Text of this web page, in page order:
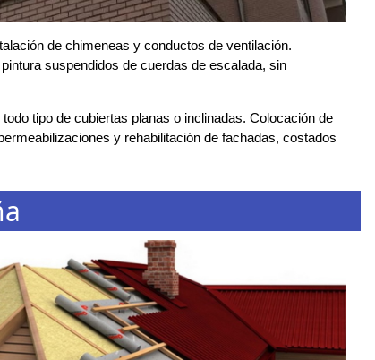
de chimeneas y conductos de ventilación.
suspendidos de cuerdas de escalada, sin
tipo de cubiertas planas o inclinadas. Colocación de
y rehabilitación de fachadas, costados